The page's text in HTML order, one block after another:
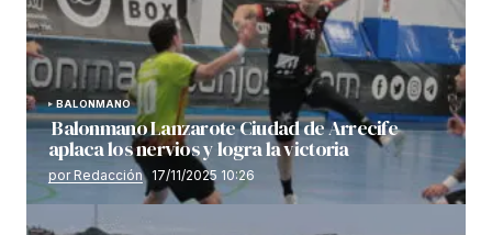
BALONMANO
Balonmano Lanzarote Ciudad de Arrecife
aplaca los nervios y logra la victoria
por Redacción 17/11/2025 10:26